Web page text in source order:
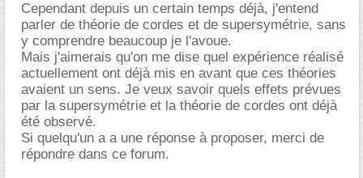
Cependant depuis un certain temps déjà, j'entend
parler de théorie de cordes et de supersymétrie, sans
y comprendre beaucoup je l'avoue.
Mais j'aimerais qu'on me dise quel expérience réalisé
actuellement ont déjà mis en avant que ces théories
avaient un sens. Je veux savoir quels effets prévues
par la supersymétrie et la théorie de cordes ont déjà
été observé.
Si quelqu'un a a une réponse à proposer, merci de
répondre dans ce forum.